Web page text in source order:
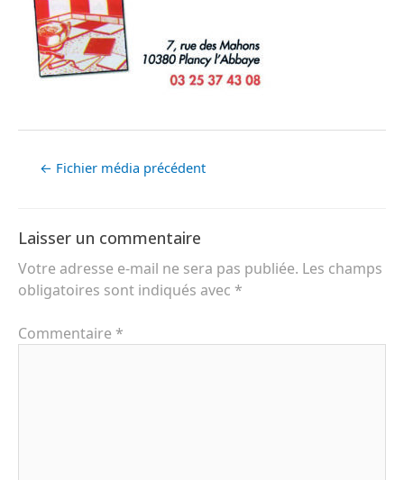
← Fichier média précédent
Laisser un commentaire
Votre adresse e-mail ne sera pas publiée. Les champs
obligatoires sont indiqués avec *
Commentaire *